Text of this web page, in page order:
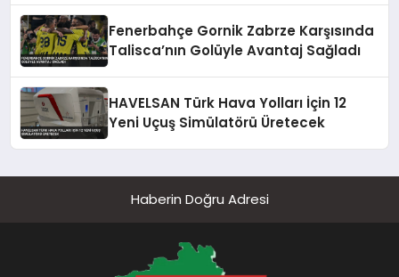
Fenerbahçe Gornik Zabrze Karşısında
Talisca’nın Golüyle Avantaj Sağladı
HAVELSAN Türk Hava Yolları İçin 12
Yeni Uçuş Simülatörü Üretecek
Haberin Doğru Adresi